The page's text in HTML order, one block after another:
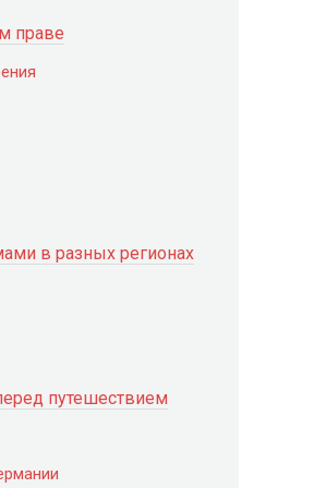
праве
в разных регионах
путешествием